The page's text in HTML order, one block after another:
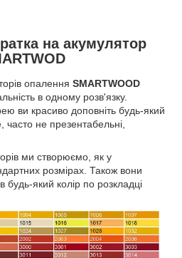
на акумулятор
опалення SMARTWOOD
в одному розв'язку.
ви красиво доповніть будь-який
часто не презентабельні,
ми створюємо, як у
розмірах. Також вони
який колір по розкладці